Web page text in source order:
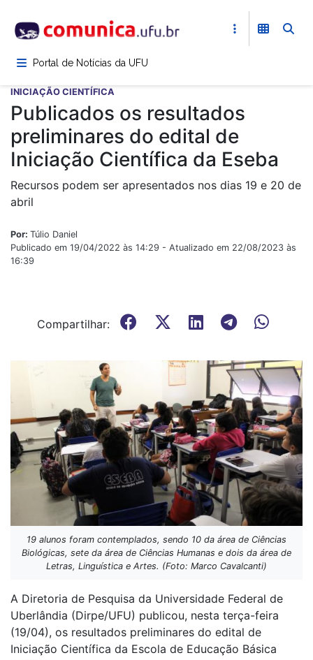
para
conteúdoPortal de Notícias da UFU
INICIAÇÃO CIENTÍFICA
Publicados os resultados
preliminares do edital de
Iniciação Científica da Eseba
Recursos podem ser apresentados nos dias 19 e 20 de
abril
Por: Túlio Daniel
Publicado em 19/04/2022 às 14:29 - Atualizado em 22/08/2023 às
16:39
Compartilhar:
19 alunos foram contemplados, sendo 10 da área de Ciências
Biológicas, sete da área de Ciências Humanas e dois da área de
Letras, Linguística e Artes. (Foto: Marco Cavalcanti)
A Diretoria de Pesquisa da Universidade Federal de
Uberlândia (Dirpe/UFU) publicou, nesta terça-feira
(19/04), os resultados preliminares do edital de
Iniciação Científica da Escola de Educação Básica